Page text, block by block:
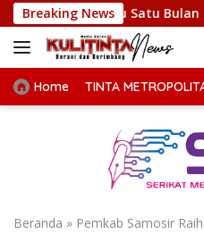
Langsung
ke
konten
Breaking News
Satu Bulan
Home TINTA
Beranda » Pemkab Samosir